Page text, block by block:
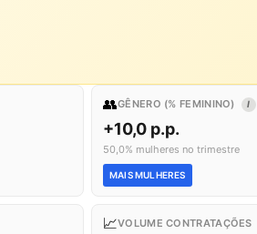
👥GÊNERO (% FEMININO) I
+10,0 p.p.
50,0% mulheres no trimestre
MAIS MULHERES
📈VOLUME CONTRATAÇÕES